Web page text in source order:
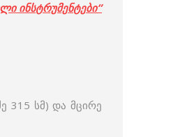
ინსტრუმენტები”
315 სმ) და მცირე